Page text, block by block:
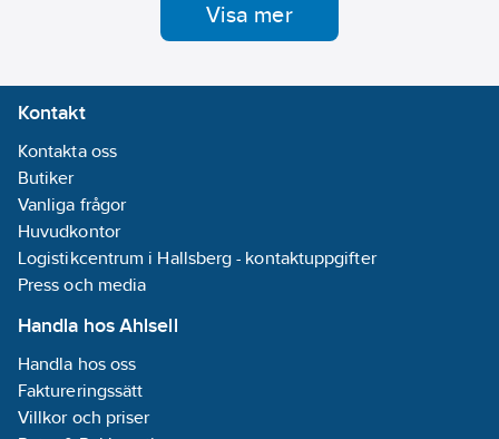
glasfiberförstärkning
eller bryts. En rejäl
samman stålbladet
med skaftet.
PREMIUM TOOLS.
glasfiberskaft med
Visa mer
Kontakt
Kontakta oss
Butiker
Vanliga frågor
Huvudkontor
Logistikcentrum i Hallsberg - kontaktuppgifter
Press och media
Handla hos Ahlsell
Handla hos oss
Faktureringssätt
Villkor och priser